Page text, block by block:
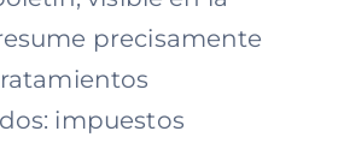
precisamente
impuestos